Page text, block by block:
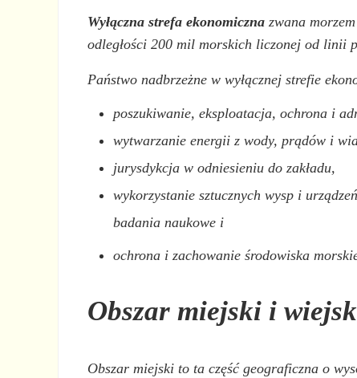
Wyłączna strefa ekonomiczna zwana
odległości 200 mil morskich liczonej od linii
Państwo nadbrzeżne w wyłącznej strefie
poszukiwanie, eksploatacja, ochrona i
wytwarzanie energii z wody, prądów i
jurysdykcja w odniesieniu do zakładu,
wykorzystanie sztucznych wysp i
badania naukowe i
ochrona i zachowanie środowiska
Obszar miejski i
Obszar miejski to ta część geograficzna o